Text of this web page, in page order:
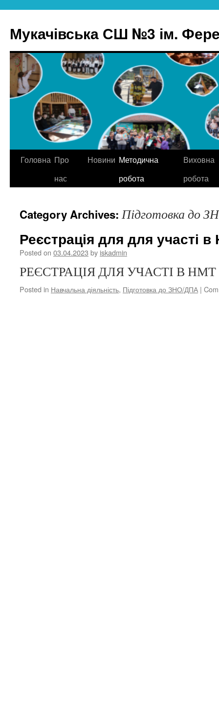
content
Мукачівська СШ №3 ім.
Головна Про
нас
Новини Методична
робота
Виховна
робота
Category Archives: Підготовка до
Реєстрація для для участі
Posted on 03.04.2023 by iskadmin
РЕЄСТРАЦІЯ ДЛЯ УЧАСТІ В НМТ
Posted in Навчальна діяльність, Підготовка до ЗНО/ДПА |